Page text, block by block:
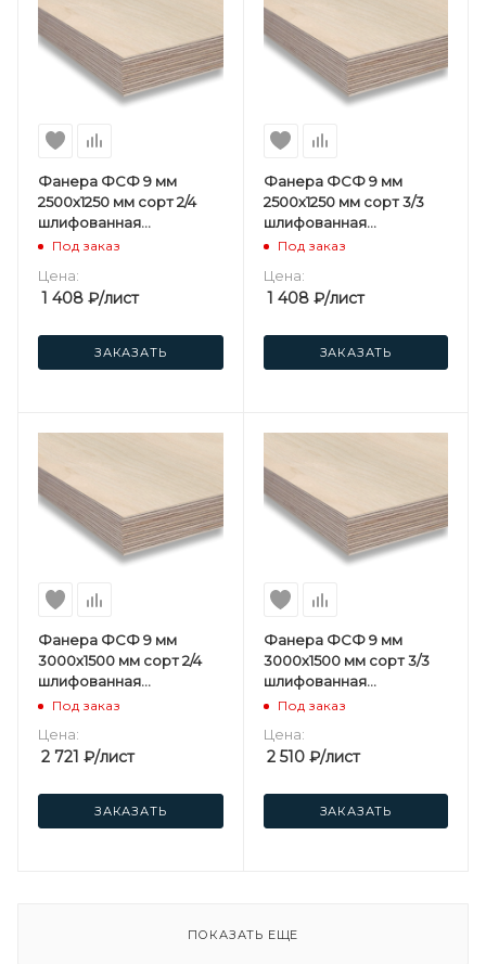
Фанера ФСФ 9 мм
2500х1250 мм сорт 2/4
шлифованная
березовая
Под заказ
Цена:
1 408 ₽/лист
ЗАКАЗАТЬ
Фанера ФСФ 9 мм
2500х1250 мм сорт 3/3
шлифованная
березовая
Под заказ
Цена:
1 408₽/лист
ЗАКАЗАТЬ
Фанера ФСФ 9 мм
3000х1500 мм сорт 2/4
шлифованная
березовая
Под заказ
Цена:
2 721 ₽/лист
ЗАКАЗАТЬ
Фанера ФСФ 9 мм
3000х1500 мм сорт 3/3
шлифованная
березовая
Под заказ
Цена:
2 510₽/лист
ЗАКАЗАТЬ
ПОКАЗАТЬ ЕЩЕ